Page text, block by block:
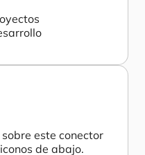
este conector
de abajo.